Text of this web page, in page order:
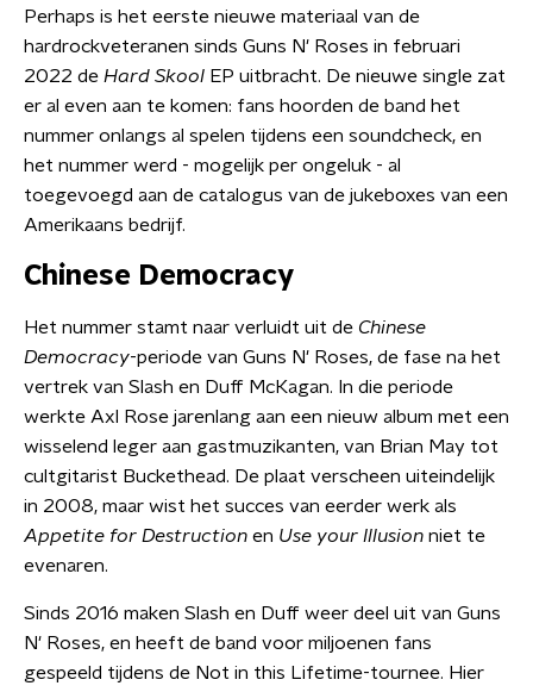
Perhaps is het eerste nieuwe materiaal van de
hardrockveteranen sinds Guns N' Roses in februari
2022 de Hard Skool EP uitbracht. De nieuwe single zat
er al even aan te komen: fans hoorden de band het
nummer onlangs al spelen tijdens een soundcheck, en
het nummer werd - mogelijk per ongeluk - al
toegevoegd aan de catalogus van de jukeboxes van een
Amerikaans bedrijf.
Chinese Democracy
Het nummer stamt naar verluidt uit de Chinese
Democracy-periode van Guns N' Roses, de fase na het
vertrek van Slash en Duff McKagan. In die periode
werkte Axl Rose jarenlang aan een nieuw album met een
wisselend leger aan gastmuzikanten, van Brian May tot
cultgitarist Buckethead. De plaat verscheen uiteindelijk
in 2008, maar wist het succes van eerder werk als
Appetite for Destruction en Use your Illusion niet te
evenaren.
Sinds 2016 maken Slash en Duff weer deel uit van Guns
N' Roses, en heeft de band voor miljoenen fans
gespeeld tijdens de Not in this Lifetime-tournee. Hier